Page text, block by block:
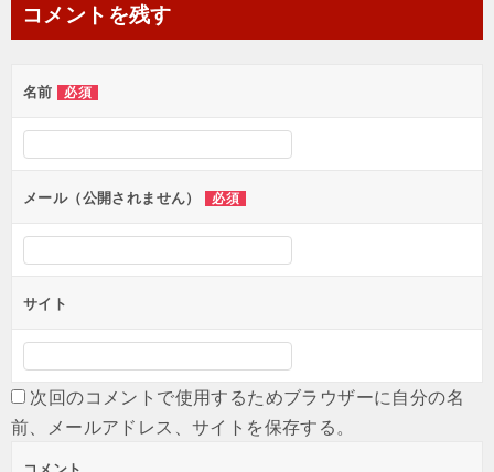
ビ
ー
シ
ン
コメントを残す
名前 必須
メール（公開されません） 必須
サイト
次回のコメントで使用するためブラウザーに自分の名
前、メールアドレス、サイトを保存する。